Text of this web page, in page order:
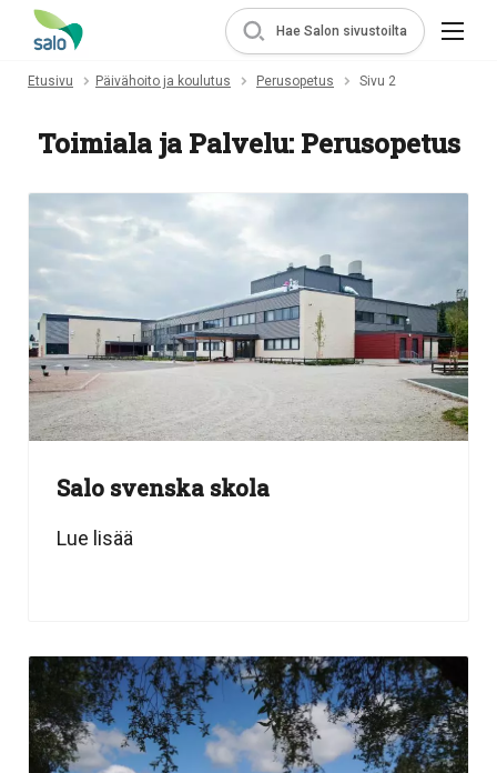
Hae Salon sivustoilta
Etusivu Päivähoito ja koulutus Perusopetus Sivu 2
Toimiala ja Palvelu: Perusopetus
Salo svenska skola
Lue lisää